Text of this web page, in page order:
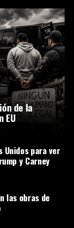
de la
EU
Unidos para ver
y Carney
las obras de